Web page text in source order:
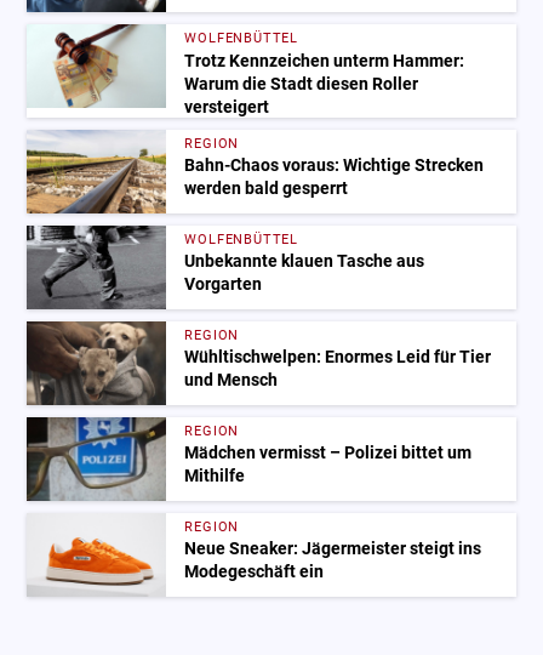
WOLFENBÜTTEL
Trotz Kennzeichen unterm Hammer:
Warum die Stadt diesen Roller
versteigert
REGION
Bahn-Chaos voraus: Wichtige Strecken
werden bald gesperrt
WOLFENBÜTTEL
Unbekannte klauen Tasche aus
Vorgarten
REGION
Wühltischwelpen: Enormes Leid für Tier
und Mensch
REGION
Mädchen vermisst – Polizei bittet um
Mithilfe
REGION
Neue Sneaker: Jägermeister steigt ins
Modegeschäft ein